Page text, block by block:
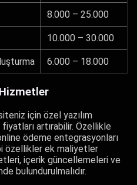
8.000 – 25.000
10.000 – 30.000
6.000 – 18.000
için özel yazılım
artırabilir. Özellikle
ödeme entegrasyonları
özellikler ek maliyetler
içerik güncellemeleri ve
bulundurulmalıdır.